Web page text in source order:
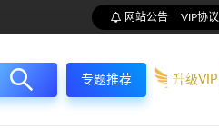
网站公告 VIP协议
专题推荐 升级VIP